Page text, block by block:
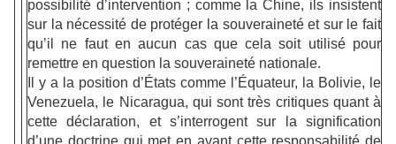
possibilité d’intervention ; comme la Chine, ils insistent
sur la nécessité de protéger la souveraineté et sur le fait
qu’il ne faut en aucun cas que cela soit utilisé pour
remettre en question la souveraineté nationale.
Il y a la position d’États comme l’Équateur, la Bolivie, le
Venezuela, le Nicaragua, qui sont très critiques quant à
cette déclaration, et s’interrogent sur la signification